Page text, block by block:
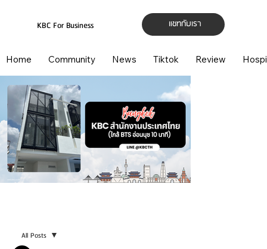
แชทกับเรา
KBC For Business
Home Community News Tiktok Review
All Posts